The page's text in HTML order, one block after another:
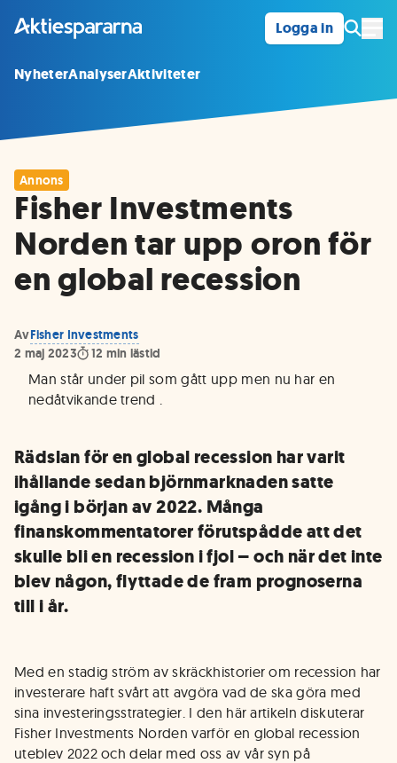
Logga in
NyheterAnalyserAktiviteter
Annons
Fisher Investments
Norden tar upp oron för
en global recession
AvFisher Investments
2 maj 2023
12 min lästid
Man står under pil som gått upp men nu har en
nedåtvikande trend .
Rädslan för en global recession har varit
ihållande sedan björnmarknaden satte
igång i början av 2022. Många
finanskommentatorer förutspådde att det
skulle bli en recession i fjol – och när det inte
blev någon, flyttade de fram prognoserna
till i år.
Med en stadig ström av skräckhistorier om recession har
investerare haft svårt att avgöra vad de ska göra med
sina investeringsstrategier. I den här artikeln diskuterar
Fisher Investments Norden varför en global recession
uteblev 2022 och delar med oss av vår syn på